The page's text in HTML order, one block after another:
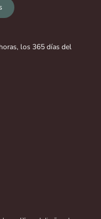
los 365 días del